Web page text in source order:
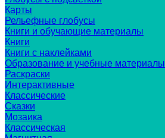
Карты
Рельефные глобусы
Книги и обучающие материалы
Книги
Книги с наклейками
Образование и учебные материалы
Раскраски
Интерактивные
Классические
Сказки
Мозаика
Классическая